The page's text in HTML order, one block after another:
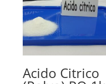
Acido Citrico